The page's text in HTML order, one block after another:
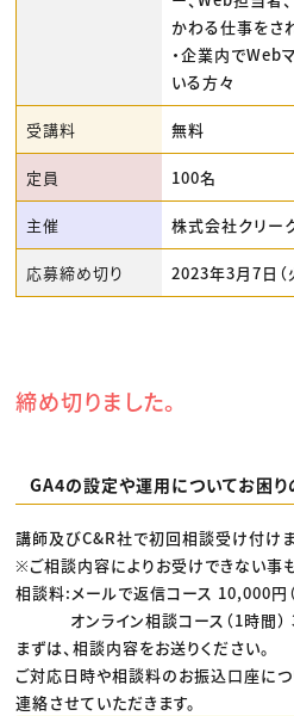
かわる仕事をさ
・企業内でWeb
いる方々
受講料 無料
定員 100名
主催 株式会社クリー
応募締め切り 2023年3月7日（
締め切りました。
GA4の設定や運用についてお困
講師及びC&R社で初回相談受け付けま
※ご相談内容によりお受けできない事も
相談料:メールで返信コース 10,000円
オンライン相談コース（1時間）
まずは、相談内容をお送りください。
ご対応日時や相談料のお振込口座に
連絡させていただきます。